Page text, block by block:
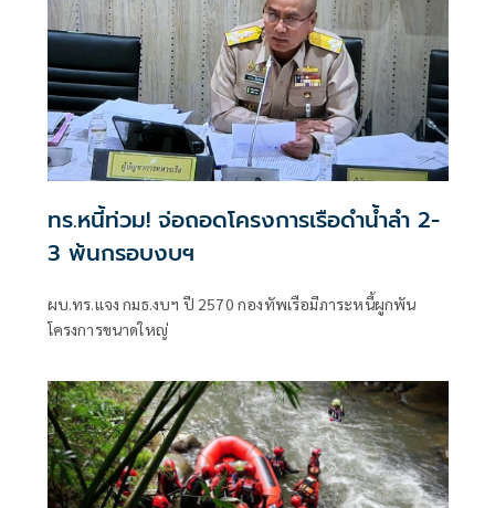
ทร.หนี้ท่วม! จ่อถอดโครงการเรือดำน้ำลำ 2-
3 พ้นกรอบงบฯ
ผบ.ทร.แจง กมธ.งบฯ ปี 2570 กองทัพเรือมีภาระหนี้ผูกพัน
โครงการขนาดใหญ่